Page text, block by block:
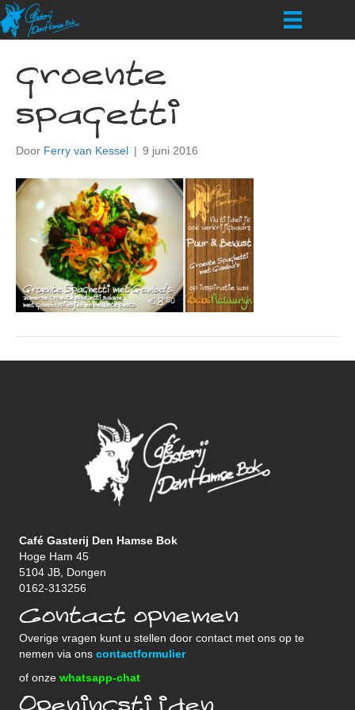
groente
spagetti
Door Ferry van Kessel | 9 juni 2016
Café Gasterij Den Hamse Bok
Hoge Ham 45
5104 JB, Dongen
0162-313256
Contact opnemen
Overige vragen kunt u stellen door contact met ons op te
nemen via ons contactformulier
of onze whatsapp-chat